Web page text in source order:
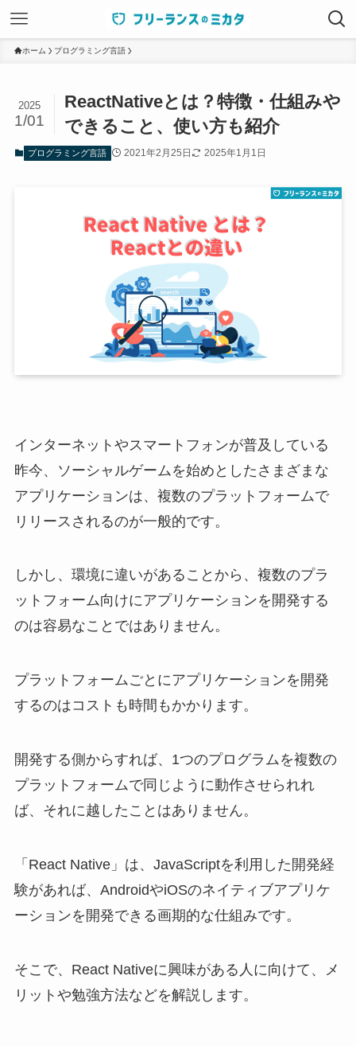
ホーム プログラミング言語
ReactNativeとは？特徴・仕組みや
できること、使い方も紹介
2025
1/01
プログラミング言語 2021年2月25日 2025年1月1日
インターネットやスマートフォンが普及している
昨今、ソーシャルゲームを始めとしたさまざまな
アプリケーションは、複数のプラットフォームで
リリースされるのが一般的です。
しかし、環境に違いがあることから、複数のプラ
ットフォーム向けにアプリケーションを開発する
のは容易なことではありません。
プラットフォームごとにアプリケーションを開発
するのはコストも時間もかかります。
開発する側からすれば、1つのプログラムを複数の
プラットフォームで同じように動作させられれ
ば、それに越したことはありません。
「React Native」は、JavaScriptを利用した開発経
験があれば、AndroidやiOSのネイティブアプリケ
ーションを開発できる画期的な仕組みです。
そこで、React Nativeに興味がある人に向けて、メ
リットや勉強方法などを解説します。